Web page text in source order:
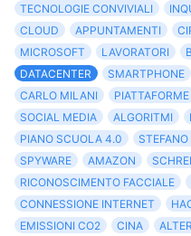
TECNOLOGIE CONVIVIALI
CLOUD
APPUNTAMENTI
MICROSOFT
LAVORATORI
DATACENTER
SMARTPHONE
CARLO MILANI
PIATTAFORME
SOCIAL MEDIA
ALGORITMI
PIANO SCUOLA 4.0
SPYWARE
AMAZON
RICONOSCIMENTO FACCIALE
CONNESSIONE INTERNET
EMISSIONI CO2
CINA